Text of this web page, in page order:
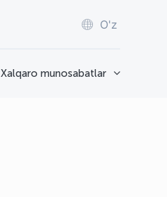
O'z
Xalqaro munosabatlar